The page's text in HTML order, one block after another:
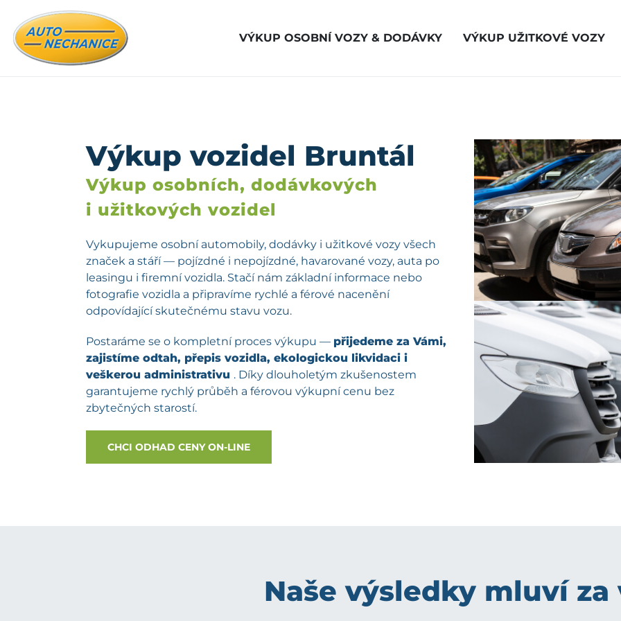
VÝKUP OSOBNÍ VOZY & DODÁVKY VÝKUP UŽITKOVÉ VOZY
Výkup vozidel Bruntál
Výkup osobních, dodávkových
i užitkových vozidel
Vykupujeme osobní automobily, dodávky i užitkové vozy všech
značek a stáří — pojízdné i nepojízdné, havarované vozy, auta po
leasingu i firemní vozidla. Stačí nám základní informace nebo
fotografie vozidla a připravíme rychlé a férové nacenění
odpovídající skutečnému stavu vozu.
Postaráme se o kompletní proces výkupu — přijedeme za Vámi,
zajistíme odtah, přepis vozidla, ekologickou likvidaci i
veškerou administrativu . Díky dlouholetým zkušenostem
garantujeme rychlý průběh a férovou výkupní cenu bez
zbytečných starostí.
CHCI ODHAD CENY ON-LINE
Naše výsledky mluví za